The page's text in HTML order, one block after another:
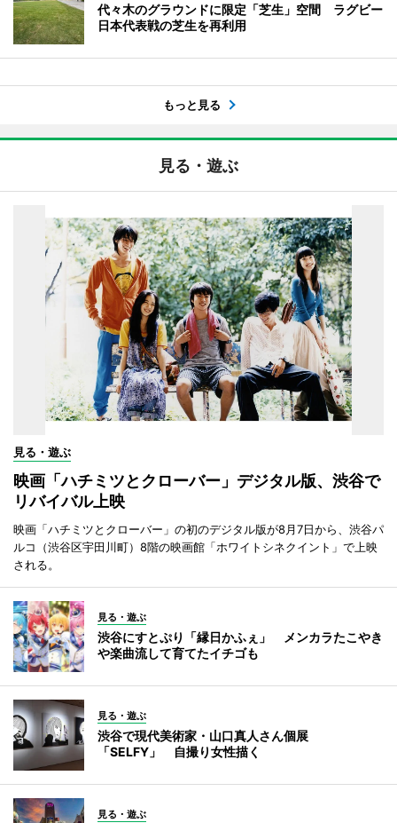
代々木のグラウンドに限定「芝生」空間 ラグビー
日本代表戦の芝生を再利用
もっと見る
見る・遊ぶ
見る・遊ぶ
映画「ハチミツとクローバー」デジタル版、渋谷で
リバイバル上映
映画「ハチミツとクローバー」の初のデジタル版が8月7日から、渋谷パ
ルコ（渋谷区宇田川町）8階の映画館「ホワイトシネクイント」で上映
される。
見る・遊ぶ
渋谷にすとぷり「縁日かふぇ」 メンカラたこやき
や楽曲流して育てたイチゴも
見る・遊ぶ
渋谷で現代美術家・山口真人さん個展
「SELFY」 自撮り女性描く
見る・遊ぶ